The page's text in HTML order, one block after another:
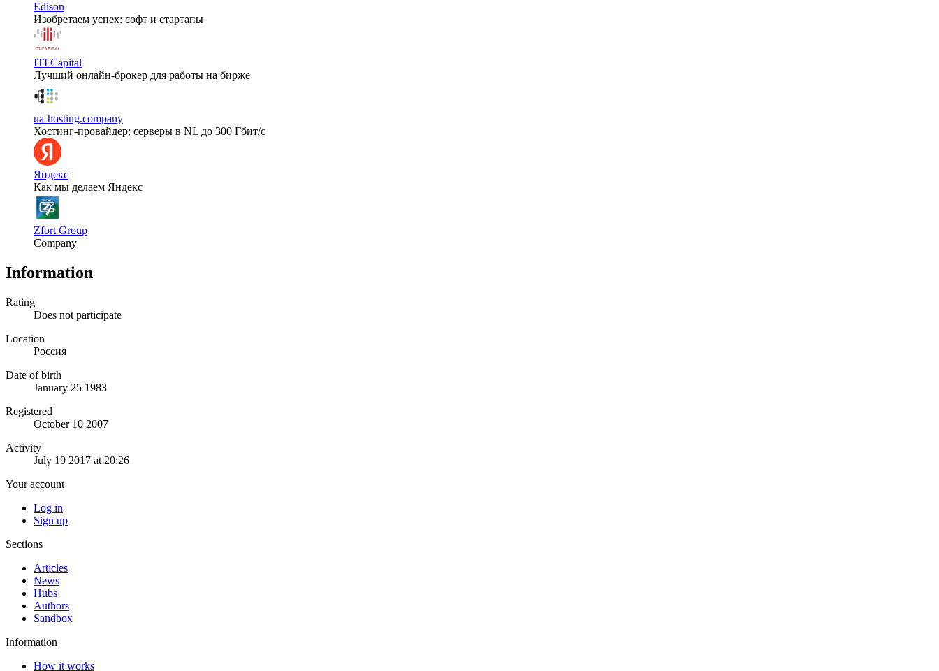
Edison
Изобретаем успех: софт и стартапы
ITI Capital
Лучший онлайн-брокер для работы на бирже
ua-hosting.company
Хостинг-провайдер: серверы в NL до 300 Гбит/с
Яндекс
Как мы делаем Яндекс
Zfort Group
Company
Information
Rating
Does not participate
Location
Россия
Date of birth
January 25 1983
Registered
October 10 2007
Activity
July 19 2017 at 20:26
Your account
Log in
Sign up
Sections
Articles
News
Hubs
Authors
Sandbox
Information
How it works